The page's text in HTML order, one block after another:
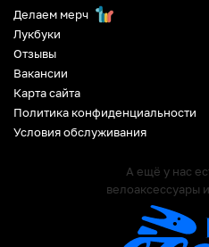
Делаем мерч
Лукбуки
Отзывы
Вакансии
Карта сайта
Политика конфиденциальности
Условия обслуживания
А ещё у нас
велоаксессуары